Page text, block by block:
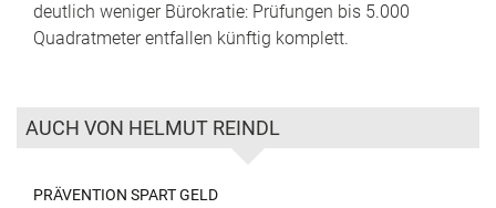
deutlich weniger Bürokratie: Prüfungen bis 5.000
Quadratmeter entfallen künftig komplett.
AUCH VON HELMUT REINDL
PRÄVENTION SPART GELD